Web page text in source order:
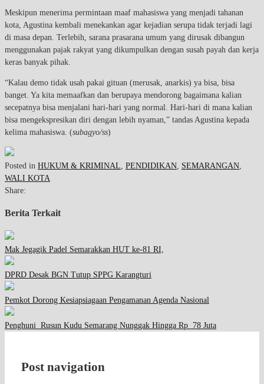
Meskipun menerima permintaan maaf mahasiswa yang menjadi tahanan
kota, Agustina kembali menekankan agar kejadian serupa tidak terjadi lagi
di masa depan. Terlebih, sarana prasarana umum yang dirusak dibangun
menggunakan pajak rakyat yang dikumpulkan dengan susah payah dan kerja
keras banyak pihak.
“Kalau demo tidak usah pakai gituan (merusak, anarkis) ya bisa, bisa
banget. Ya kita memaafkan dan berupaya mendorong bagaimana kalian
secepatnya bisa menjalani hari-hari yang normal. Hari-hari di mana kalian
bisa mengekspresikan diri dengan lebih nyaman,” tandas Agustina kepada
kelima mahasiswa. (subagyo/ss)
Posted in HUKUM & KRIMINAL PENDIDIKAN SEMARANGAN
WALI KOTA
Share:
Berita Terkait
Mak Jegagik Padel Semarakkan HUT ke-81 RI,
DPRD Desak BGN Tutup SPPG Karangturi
Pemkot Dorong Kesiapsiagaan Pengamanan Agenda Nasional
Penghuni Rusun Kudu Semarang Nunggak Hingga Rp 78 Juta
Post navigation